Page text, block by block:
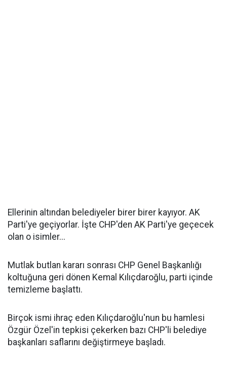
Ellerinin altından belediyeler birer birer kayıyor. AK
Parti'ye geçiyorlar. İşte CHP'den AK Parti'ye geçecek
olan o isimler...
Mutlak butlan kararı sonrası CHP Genel Başkanlığı
koltuğuna geri dönen Kemal Kılıçdaroğlu, parti içinde
temizleme başlattı.
Birçok ismi ihraç eden Kılıçdaroğlu'nun bu hamlesi
Özgür Özel'in tepkisi çekerken bazı CHP'li belediye
başkanları saflarını değiştirmeye başladı.